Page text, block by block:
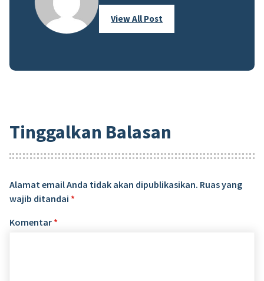
View All Post
Tinggalkan Balasan
Alamat email Anda tidak akan dipublikasikan. Ruas yang
wajib ditandai *
Komentar *